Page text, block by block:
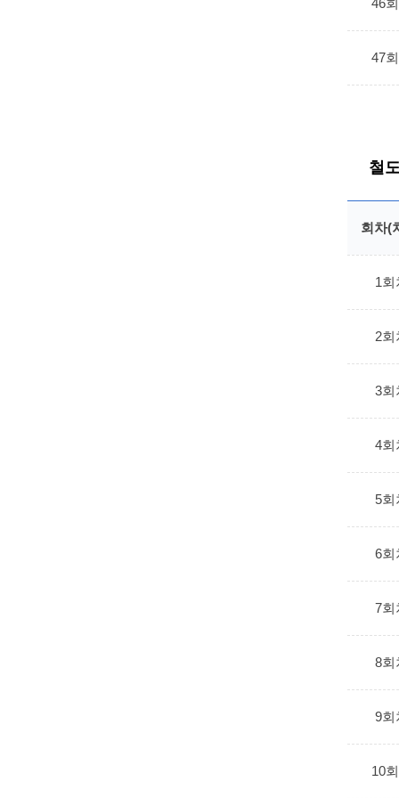
47
철
회차(
1회
2회
3회
4회
5회
6회
7회
8회
9회
10